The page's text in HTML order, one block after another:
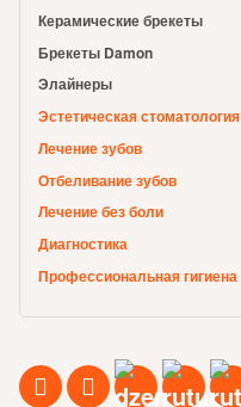
Керамические брекеты
Брекеты Damon
Элайнеры
Эстетическая стоматология
Лечение зубов
Отбеливание зубов
Лечение без боли
Диагностика
Профессиональная гигиена